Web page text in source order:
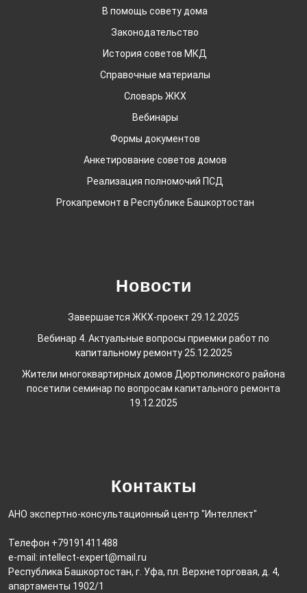
В помощь совету дома
Законодательство
История советов МКД
Справочные материалы
Словарь ЖКХ
Вебинары
Формы документов
Анкетирование советов домов
Реализация полномочий ПСД
Proкапремонт в Республике Башкортостан
Новости
Завершается ЖКХ-проект 29.12.2025
Вебинар 4. Актуальные вопросы приемки работ по
капитальному ремонту 25.12.2025
Жители многоквартирных домов Дюртюлинского района
посетили семинар по вопросам капитального ремонта
19.12.2025
Контакты
АНО экспертно-консультационный центр "Интеллект"
Телефон +79191411488
e-mail: intellect-expert@mail.ru
Республика Башкортостан, г. Уфа, пл. Верхнеторговая, д. 4,
апартаменты 1902/1